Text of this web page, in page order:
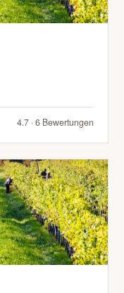
4.7 · 6 Bewertungen